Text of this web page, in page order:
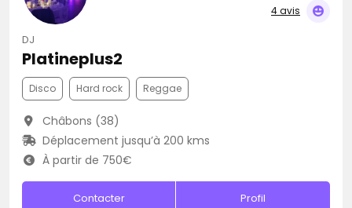
4 avis
DJ
Platineplus2
Disco Hard rock Reggae
Châbons (38)
Déplacement jusqu’à 200 kms
À partir de 750€
Contacter Profil